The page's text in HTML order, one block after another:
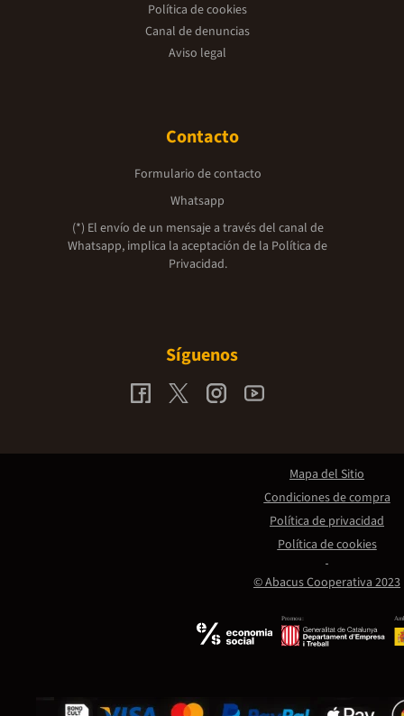
Política de cookies
Canal de denuncias
Aviso legal
Contacto
Formulario de contacto
Whatsapp
(*) El envío de un mensaje a través del canal de
Whatsapp, implica la aceptación de la Política de
Privacidad.
Síguenos
Promou:
© Abacus Cooperativa 2023
Mapa del Sitio
Condiciones de compra
Política de privacidad
Política de cookies